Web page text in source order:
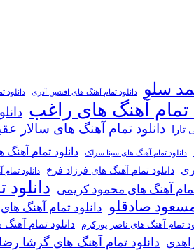
سلو دانلود تمام آهنگ های افشین آذری دانلود
تمام آهنگ های راغب
دانلود تمام آهنگ های سالار
دانلود تمام آهنگ های سینا سرلک دانلود تمام
دانلود تمام آهنگ های فرزاد فرخ دانلود
تمام آهنگ های محمود کریمی
صادقلو دانلود تمام آهنگ
تمام آهنگ های ناصر پورکرم دانلود تمام
دانلود تمام آهنگ های گرشا